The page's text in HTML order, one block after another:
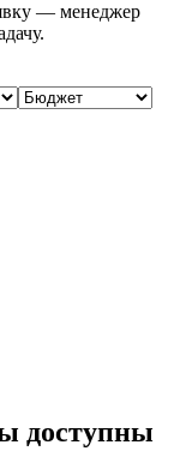
— менеджер
доступны